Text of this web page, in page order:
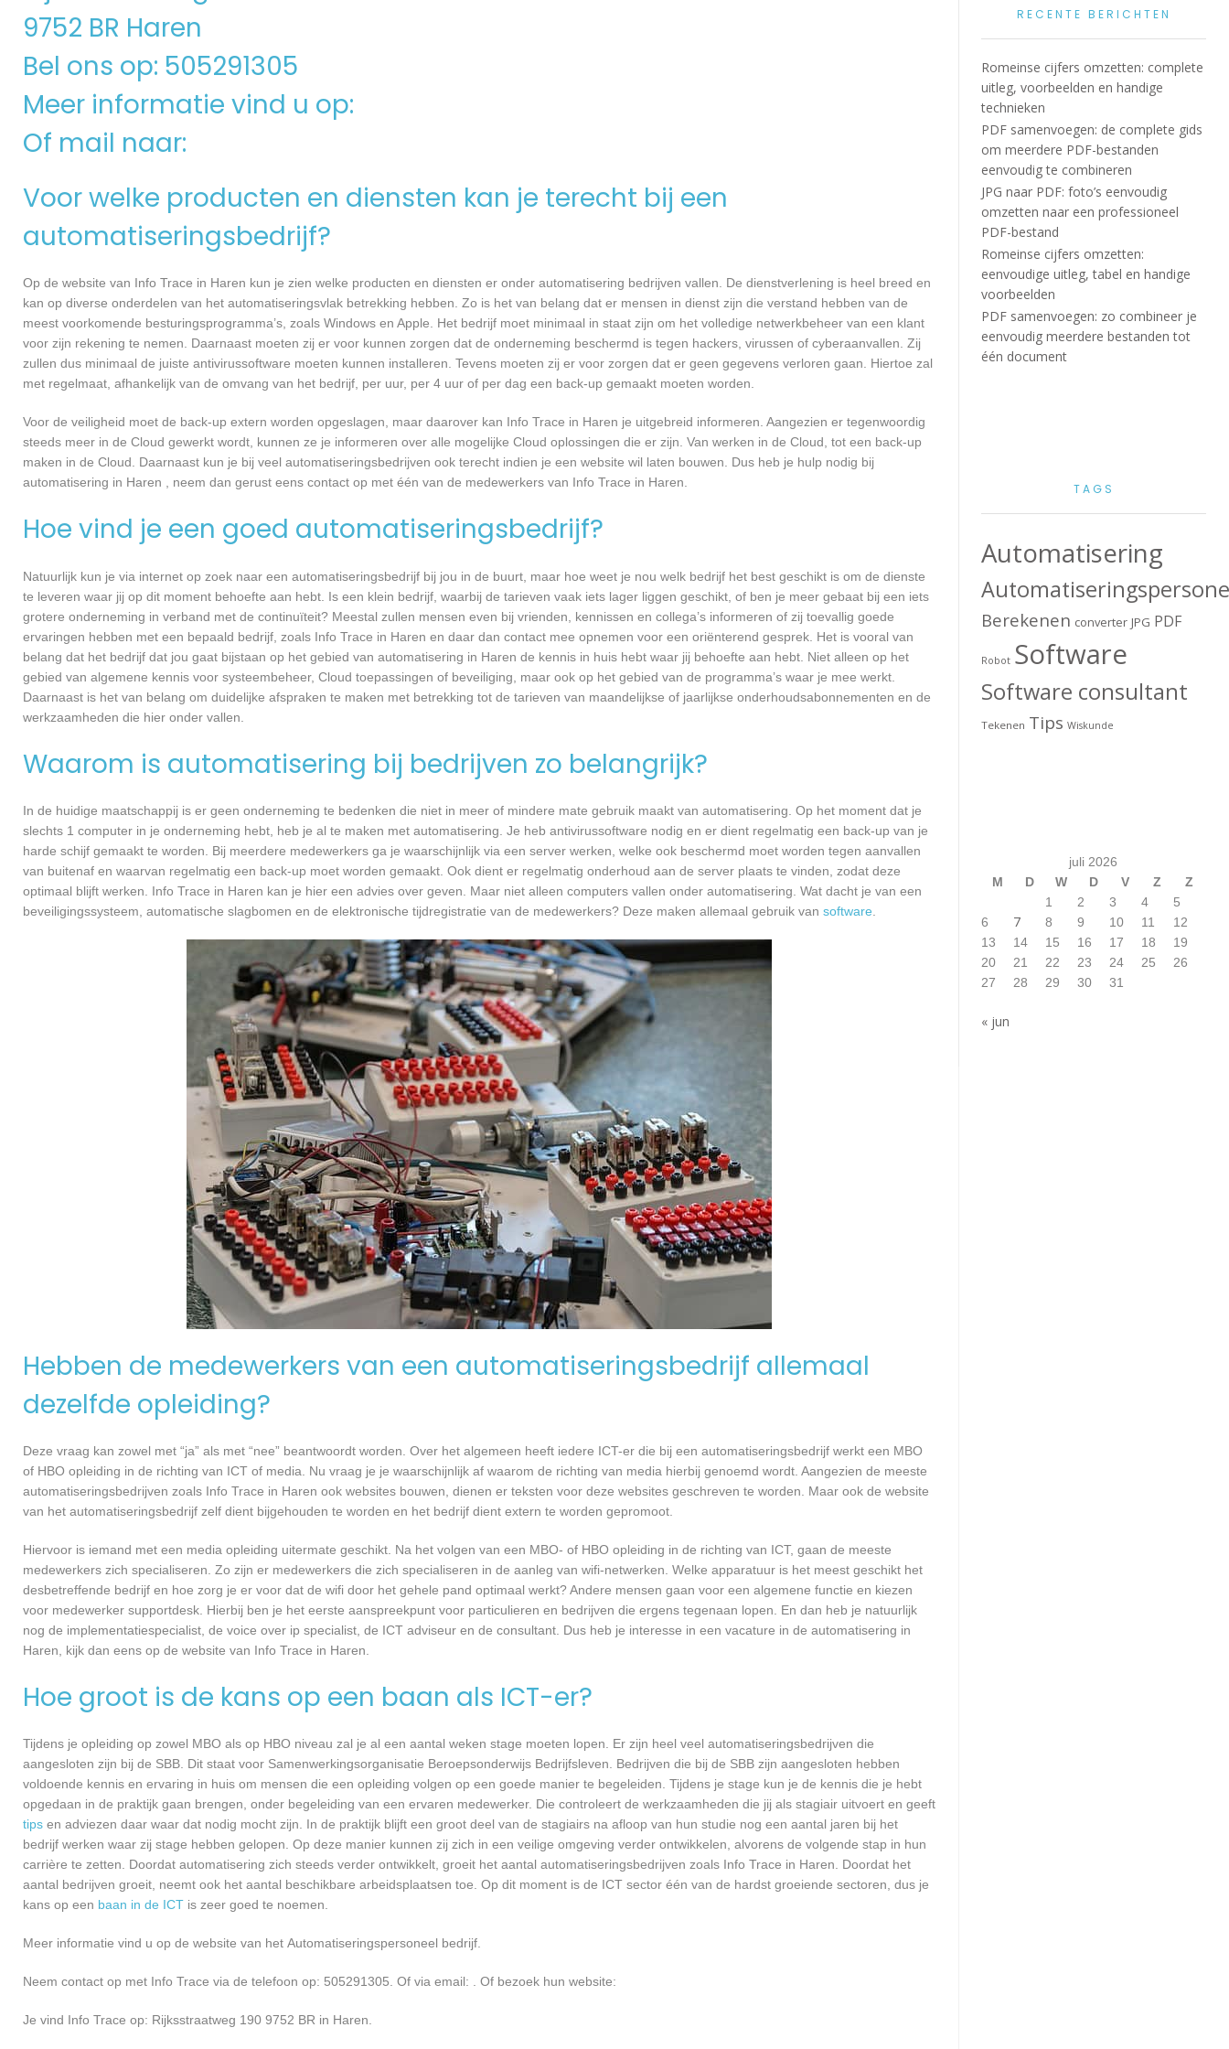
9752 BR Haren
Bel ons op: 505291305
Meer informatie vind u op:
Of mail naar:
Voor welke producten en diensten kan je terecht bij een
automatiseringsbedrijf?
Op de website van Info Trace in Haren kun je zien welke producten en diensten er onder automatisering bedrijven vallen. De dienstverlening is heel breed en
kan op diverse onderdelen van het automatiseringsvlak betrekking hebben. Zo is het van belang dat er mensen in dienst zijn die verstand hebben van de
meest voorkomende besturingsprogramma’s, zoals Windows en Apple. Het bedrijf moet minimaal in staat zijn om het volledige netwerkbeheer van een klant
voor zijn rekening te nemen. Daarnaast moeten zij er voor kunnen zorgen dat de onderneming beschermd is tegen hackers, virussen of cyberaanvallen. Zij
zullen dus minimaal de juiste antivirussoftware moeten kunnen installeren. Tevens moeten zij er voor zorgen dat er geen gegevens verloren gaan. Hiertoe zal
met regelmaat, afhankelijk van de omvang van het bedrijf, per uur, per 4 uur of per dag een back-up gemaakt moeten worden.
Voor de veiligheid moet de back-up extern worden opgeslagen, maar daarover kan Info Trace in Haren je uitgebreid informeren. Aangezien er tegenwoordig
steeds meer in de Cloud gewerkt wordt, kunnen ze je informeren over alle mogelijke Cloud oplossingen die er zijn. Van werken in de Cloud, tot een back-up
maken in de Cloud. Daarnaast kun je bij veel automatiseringsbedrijven ook terecht indien je een website wil laten bouwen. Dus heb je hulp nodig bij
automatisering in Haren , neem dan gerust eens contact op met één van de medewerkers van Info Trace in Haren.
Hoe vind je een goed automatiseringsbedrijf?
Natuurlijk kun je via internet op zoek naar een automatiseringsbedrijf bij jou in de buurt, maar hoe weet je nou welk bedrijf het best geschikt is om de dienste
te leveren waar jij op dit moment behoefte aan hebt. Is een klein bedrijf, waarbij de tarieven vaak iets lager liggen geschikt, of ben je meer gebaat bij een iets
grotere onderneming in verband met de continuïteit? Meestal zullen mensen even bij vrienden, kennissen en collega’s informeren of zij toevallig goede
ervaringen hebben met een bepaald bedrijf, zoals Info Trace in Haren en daar dan contact mee opnemen voor een oriënterend gesprek. Het is vooral van
belang dat het bedrijf dat jou gaat bijstaan op het gebied van automatisering in Haren de kennis in huis hebt waar jij behoefte aan hebt. Niet alleen op het
gebied van algemene kennis voor systeembeheer, Cloud toepassingen of beveiliging, maar ook op het gebied van de programma’s waar je mee werkt.
Daarnaast is het van belang om duidelijke afspraken te maken met betrekking tot de tarieven van maandelijkse of jaarlijkse onderhoudsabonnementen en de
werkzaamheden die hier onder vallen.
Waarom is automatisering bij bedrijven zo belangrijk?
In de huidige maatschappij is er geen onderneming te bedenken die niet in meer of mindere mate gebruik maakt van automatisering. Op het moment dat je
slechts 1 computer in je onderneming hebt, heb je al te maken met automatisering. Je heb antivirussoftware nodig en er dient regelmatig een back-up van je
harde schijf gemaakt te worden. Bij meerdere medewerkers ga je waarschijnlijk via een server werken, welke ook beschermd moet worden tegen aanvallen
van buitenaf en waarvan regelmatig een back-up moet worden gemaakt. Ook dient er regelmatig onderhoud aan de server plaats te vinden, zodat deze
optimaal blijft werken. Info Trace in Haren kan je hier een advies over geven. Maar niet alleen computers vallen onder automatisering. Wat dacht je van een
beveiligingssysteem, automatische slagbomen en de elektronische tijdregistratie van de medewerkers? Deze maken allemaal gebruik van software
Hebben de medewerkers van een automatiseringsbedrijf allemaal
dezelfde opleiding?
Deze vraag kan zowel met “ja” als met “nee” beantwoordt worden. Over het algemeen heeft iedere ICT-er die bij een automatiseringsbedrijf werkt een MBO
of HBO opleiding in de richting van ICT of media. Nu vraag je je waarschijnlijk af waarom de richting van media hierbij genoemd wordt. Aangezien de meeste
automatiseringsbedrijven zoals Info Trace in Haren ook websites bouwen, dienen er teksten voor deze websites geschreven te worden. Maar ook de website
van het automatiseringsbedrijf zelf dient bijgehouden te worden en het bedrijf dient extern te worden gepromoot.
Hiervoor is iemand met een media opleiding uitermate geschikt. Na het volgen van een MBO- of HBO opleiding in de richting van ICT, gaan de meeste
medewerkers zich specialiseren. Zo zijn er medewerkers die zich specialiseren in de aanleg van wifi-netwerken. Welke apparatuur is het meest geschikt het
desbetreffende bedrijf en hoe zorg je er voor dat de wifi door het gehele pand optimaal werkt? Andere mensen gaan voor een algemene functie en kiezen
voor medewerker supportdesk. Hierbij ben je het eerste aanspreekpunt voor particulieren en bedrijven die ergens tegenaan lopen. En dan heb je natuurlijk
nog de implementatiespecialist, de voice over ip specialist, de ICT adviseur en de consultant. Dus heb je interesse in een vacature in de automatisering in
Haren, kijk dan eens op de website van Info Trace in Haren.
Hoe groot is de kans op een baan als ICT-er?
Tijdens je opleiding op zowel MBO als op HBO niveau zal je al een aantal weken stage moeten lopen. Er zijn heel veel automatiseringsbedrijven die
aangesloten zijn bij de SBB. Dit staat voor Samenwerkingsorganisatie Beroepsonderwijs Bedrijfsleven. Bedrijven die bij de SBB zijn aangesloten hebben
voldoende kennis en ervaring in huis om mensen die een opleiding volgen op een goede manier te begeleiden. Tijdens je stage kun je de kennis die je hebt
opgedaan in de praktijk gaan brengen, onder begeleiding van een ervaren medewerker. Die controleert de werkzaamheden die jij als stagiair uitvoert en geeft
tips en adviezen daar waar dat nodig mocht zijn. In de praktijk blijft een groot deel van de stagiairs na afloop van hun studie nog een aantal jaren bij het
bedrijf werken waar zij stage hebben gelopen. Op deze manier kunnen zij zich in een veilige omgeving verder ontwikkelen, alvorens de volgende stap in hun
carrière te zetten. Doordat automatisering zich steeds verder ontwikkelt, groeit het aantal automatiseringsbedrijven zoals Info Trace in Haren. Doordat het
aantal bedrijven groeit, neemt ook het aantal beschikbare arbeidsplaatsen toe. Op dit moment is de ICT sector één van de hardst groeiende sectoren, dus je
kans op een baan in de ICT is zeer goed te noemen.
Meer informatie vind u op de website van het Automatiseringspersoneel bedrijf.
Neem contact op met Info Trace via de telefoon op: 505291305. Of via email: . Of bezoek hun website:
Je vind Info Trace op: Rijksstraatweg 190 9752 BR in Haren.
RECENTE BERICHTEN
Romeinse cijfers omzetten: complete
uitleg, voorbeelden en handige
technieken
PDF samenvoegen: de complete gids
om meerdere PDF-bestanden
eenvoudig te combineren
JPG naar PDF: foto’s eenvoudig
omzetten naar een professioneel
PDF-bestand
Romeinse cijfers omzetten:
eenvoudige uitleg, tabel en handige
voorbeelden
PDF samenvoegen: zo combineer je
eenvoudig meerdere bestanden tot
één document
TAGS
Automatisering
Berekenen converter JPG PDF
Robot Software
Software consultant
Tekenen Tips Wiskunde
juli 2026
M
D W D V Z
Z
1
2 3 4
5
6
7 8 9 10 11
12
13
14 15 16 17 18
19
20
21 22 23 24 25
26
27
28 29 30 31
« jun